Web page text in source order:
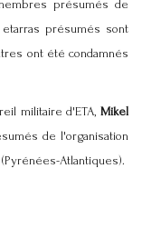
présumés de
présumés sont
ont été condamnés
militaire d'ETA, Mikel
de l'organisation
Atlantiques).